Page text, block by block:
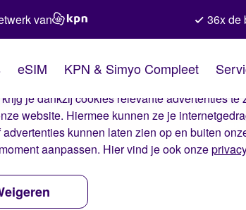
Met deze cookies zorgen wij ervoor dat je
je dankzij cookies relevante advertenties te
website. Hiermee kunnen ze je
kunnen laten zien op en buiten
aanpassen. Hier vind je ook onze
van 36x de
eSIM KPN & Simyo Compleet
Start